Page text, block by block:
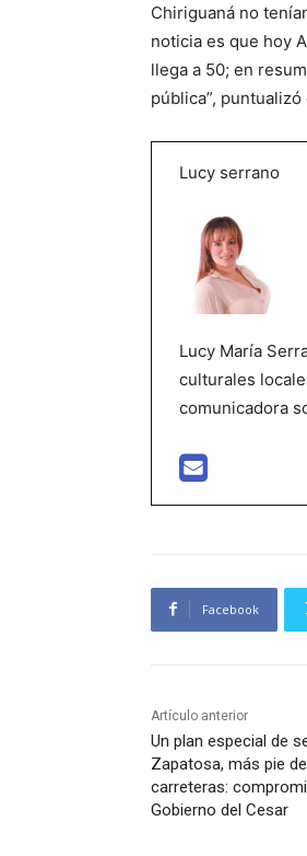
Chiriguaná no
noticia es que hoy
llega a 50; en
pública”,
Lucy serrano
Lucy María
culturales
comunicadora
Facebook
Artículo anterior
Un plan especial de
Zapatosa, más pie
carreteras:
Gobierno del Cesar